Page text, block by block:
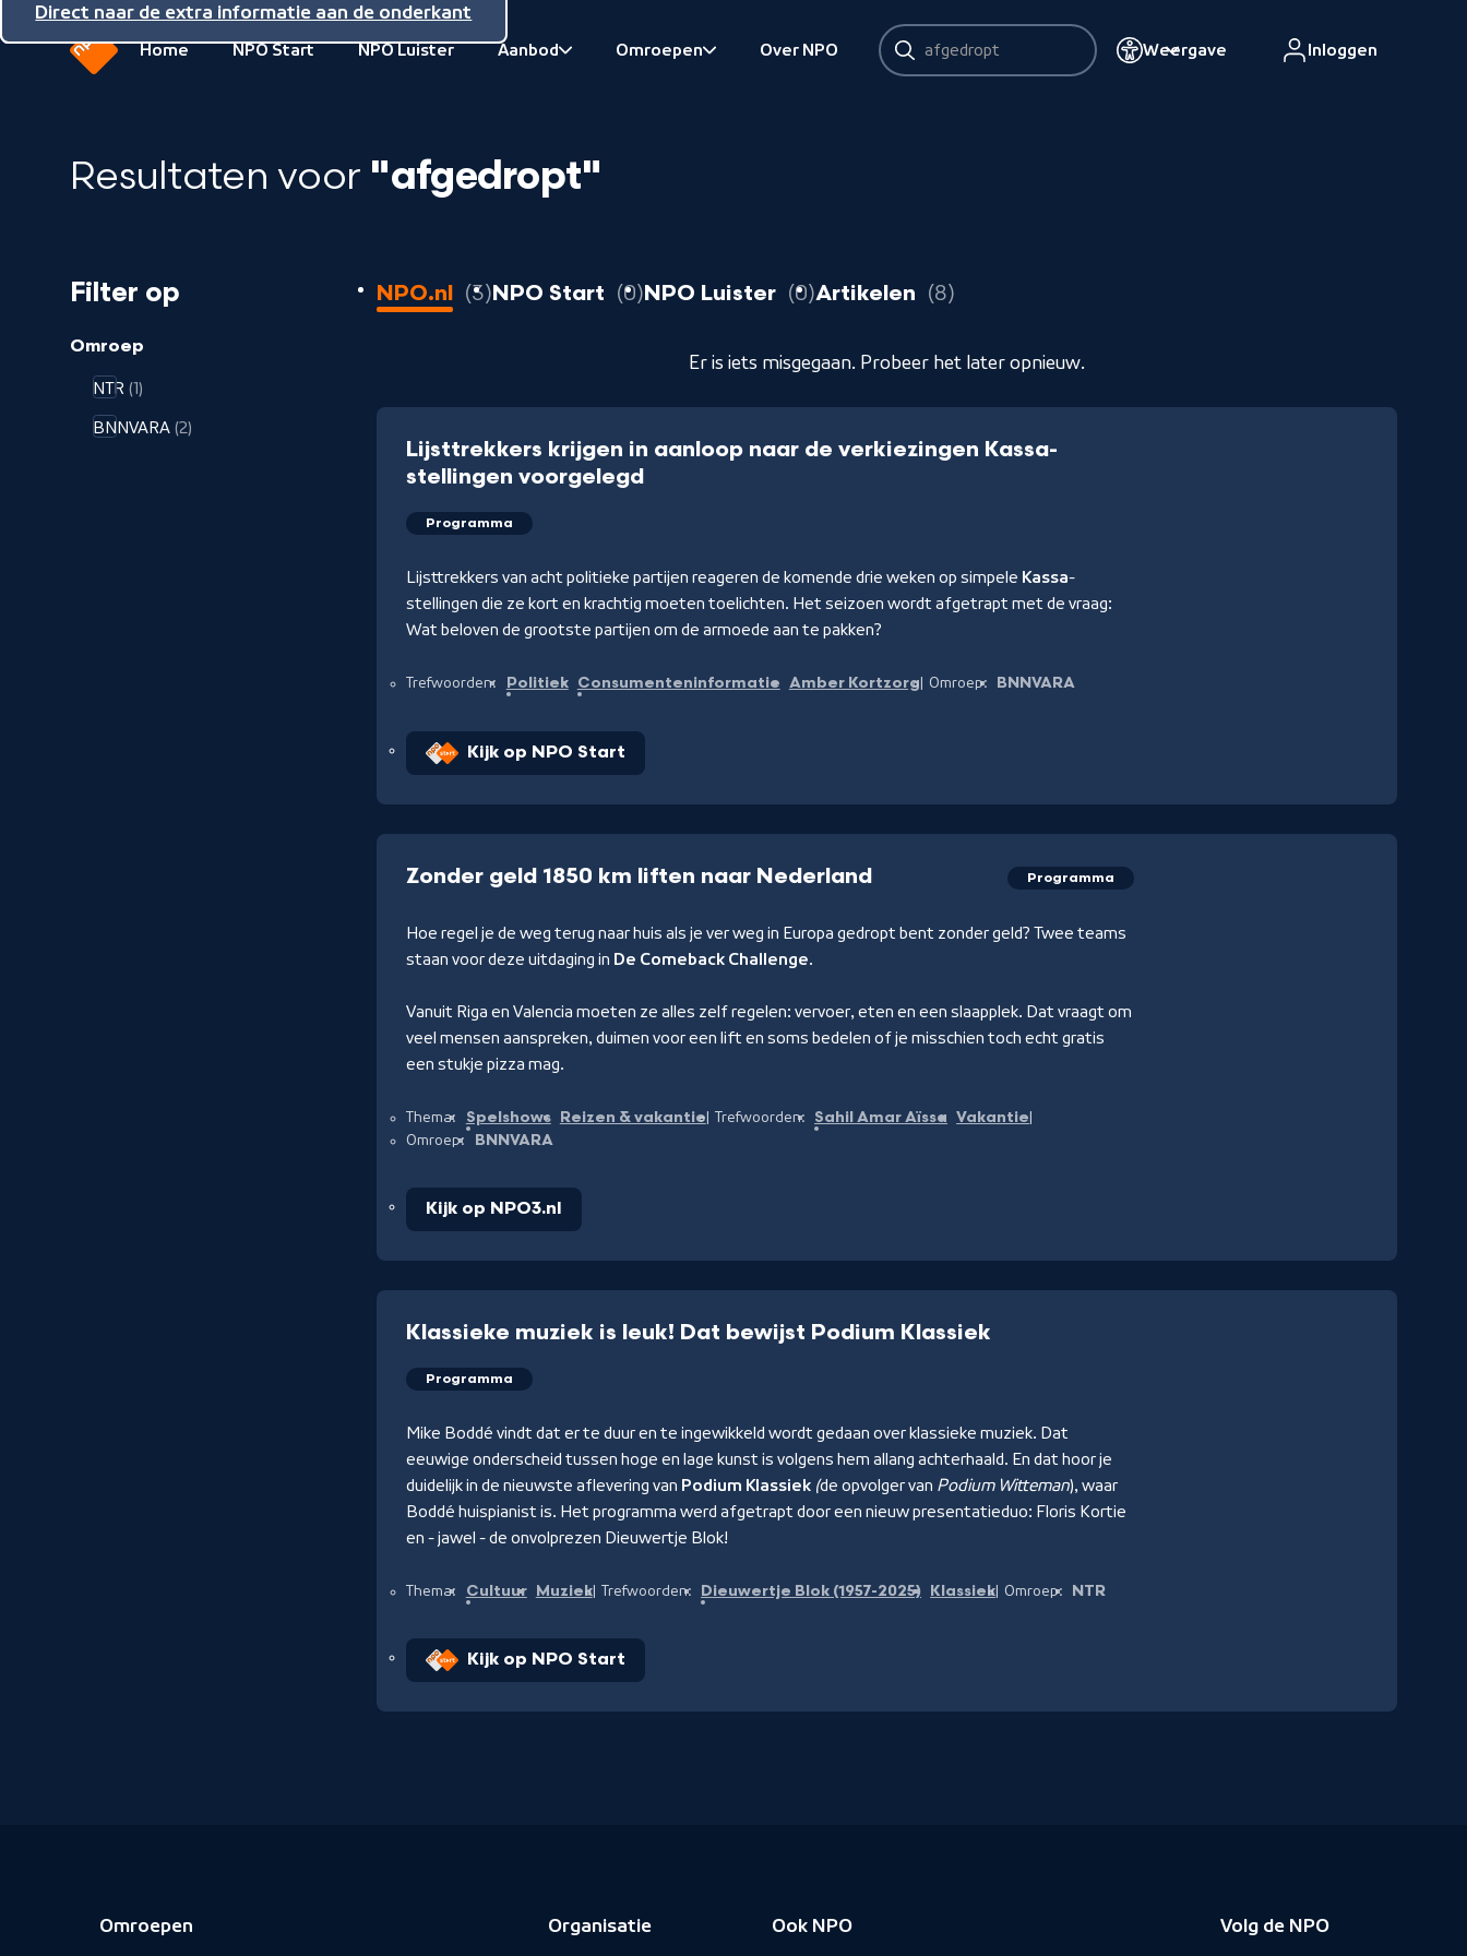
Direct naar de inhoud
Direct naar de hoofdnavigatie
Direct naar de extra informatie aan de onderkant
van
NPO
Home NPO Start NPO Luister
Aanbod
Omroepen
Over NPO
Zoeken
Zoeken
Weergave Inloggen
Resultaten voor "afgedropt"
Filter op
Omroep
NTR (1)
BNNVARA (2)
3
resultaten
NPO.nl 3 resultaten
NPO Start 0 resultaten
NPO Luister 0 resultaten
Artikelen 8
Er is iets misgegaan. Probeer het later opnieuw.
Lijsttrekkers krijgen in aanloop naar de verkiezingen Kassa-
stellingen voorgelegd
Programma
Lijsttrekkers van acht politieke partijen reageren de komende drie weken op simpele Kassa-
stellingen die ze kort en krachtig moeten toelichten. Het seizoen wordt afgetrapt met de vraag:
Wat beloven de grootste partijen om de armoede aan te pakken?
Trefwoorden: Politiek Consumenteninformatie Amber Kortzorg Omroep: BNNVARA
Kijk op NPO Start
Zonder geld 1850 km liften naar Nederland Programma
Hoe regel je de weg terug naar huis als je ver weg in Europa gedropt bent zonder geld? Twee teams
staan voor deze uitdaging in De Comeback Challenge.
Vanuit Riga en Valencia moeten ze alles zelf regelen: vervoer, eten en een slaapplek. Dat vraagt om
veel mensen aanspreken, duimen voor een lift en soms bedelen of je misschien toch echt gratis
een stukje pizza mag.
Thema: Spelshows Reizen & vakantie Trefwoorden: Sahil Amar Aïssa Vakantie
Omroep: BNNVARA
Kijk op NPO3.nl
Klassieke muziek is leuk! Dat bewijst Podium Klassiek
Programma
Mike Boddé vindt dat er te duur en te ingewikkeld wordt gedaan over klassieke muziek. Dat
eeuwige onderscheid tussen hoge en lage kunst is volgens hem allang achterhaald. En dat hoor je
duidelijk in de nieuwste aflevering van Podium Klassiek (de opvolger van Podium Witteman), waar
Boddé huispianist is. Het programma werd afgetrapt door een nieuw presentatieduo: Floris Kortie
en - jawel - de onvolprezen Dieuwertje Blok!
Thema: Cultuur Muziek Trefwoorden: Dieuwertje Blok (1957-2025) Klassiek Omroep: NTR
Kijk op NPO Start
Voettekst
Omroepen Organisatie Ook NPO Volg de NPO